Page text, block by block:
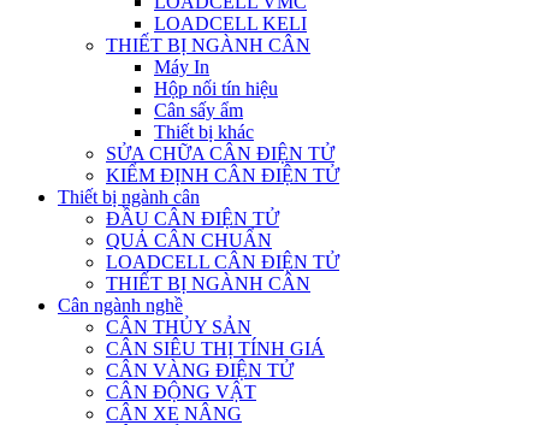
LOADCELL KELI
THIẾT BỊ NGÀNH CÂN
Máy In
Hộp nối tín hiệu
Cân sấy ẩm
Thiết bị khác
SỬA CHỮA CÂN ĐIỆN TỬ
KIỂM ĐỊNH CÂN ĐIỆN TỬ
Thiết bị ngành cân
ĐẦU CÂN ĐIỆN TỬ
QUẢ CÂN CHUẨN
LOADCELL CÂN ĐIỆN TỬ
THIẾT BỊ NGÀNH CÂN
Cân ngành nghề
CÂN THỦY SẢN
CÂN SIÊU THỊ TÍNH GIÁ
CÂN VÀNG ĐIỆN TỬ
CÂN ĐỘNG VẬT
CÂN XE NÂNG